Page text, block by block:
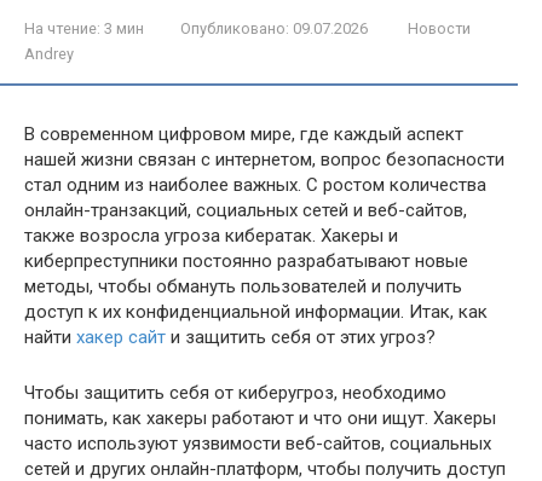
На чтение: 3 мин Опубликовано: 09.07.2026
Новости
Andrey
В современном цифровом мире, где каждый аспект
нашей жизни связан с интернетом, вопрос безопасности
стал одним из наиболее важных. С ростом количества
онлайн-транзакций, социальных сетей и веб-сайтов,
также возросла угроза кибератак. Хакеры и
киберпреступники постоянно разрабатывают новые
методы, чтобы обмануть пользователей и получить
доступ к их конфиденциальной информации. Итак, как
найти хакер сайт и защитить себя от этих угроз?
Чтобы защитить себя от киберугроз, необходимо
понимать, как хакеры работают и что они ищут. Хакеры
часто используют уязвимости веб-сайтов, социальных
сетей и других онлайн-платформ, чтобы получить доступ